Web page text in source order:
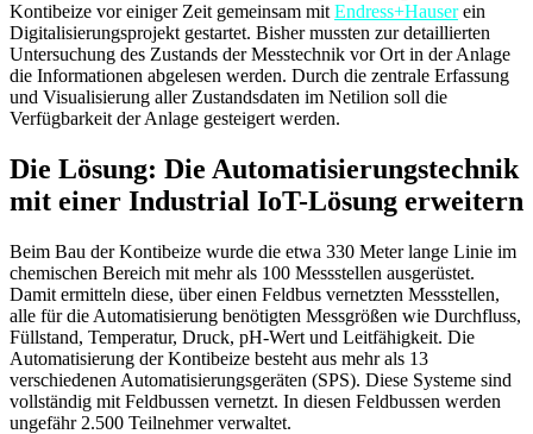
Kontibeize vor einiger Zeit gemeinsam mit Endress+Hauserein
Digitalisierungsprojekt gestartet. Bisher mussten zur detaillierten
Untersuchung des Zustands der Messtechnik vor Ort in der Anlage
die Informationen abgelesen werden. Durch die zentrale Erfassung
und Visualisierung aller Zustandsdaten im Netilion soll die
Verfügbarkeit der Anlage gesteigert werden.
Die Lösung: Die Automatisierungstechnik
mit einer Industrial IoT-Lösung erweitern
Beim Bau der Kontibeize wurde die etwa 330 Meter lange Linie im
chemischen Bereich mit mehr als 100 Messstellen ausgerüstet.
Damit ermitteln diese, über einen Feldbus vernetzten Messstellen,
alle für die Automatisierung benötigten Messgrößen wie Durchfluss,
Füllstand, Temperatur, Druck, pH-Wert und Leitfähigkeit. Die
Automatisierung der Kontibeize besteht aus mehr als 13
verschiedenen Automatisierungsgeräten (SPS). Diese Systeme sind
vollständig mit Feldbussen vernetzt. In diesen Feldbussen werden
ungefähr 2.500 Teilnehmer verwaltet.